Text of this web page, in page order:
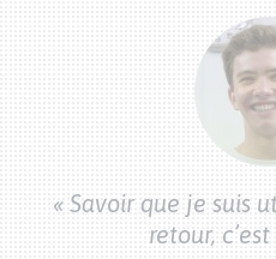
« Savoir que je suis
retour,